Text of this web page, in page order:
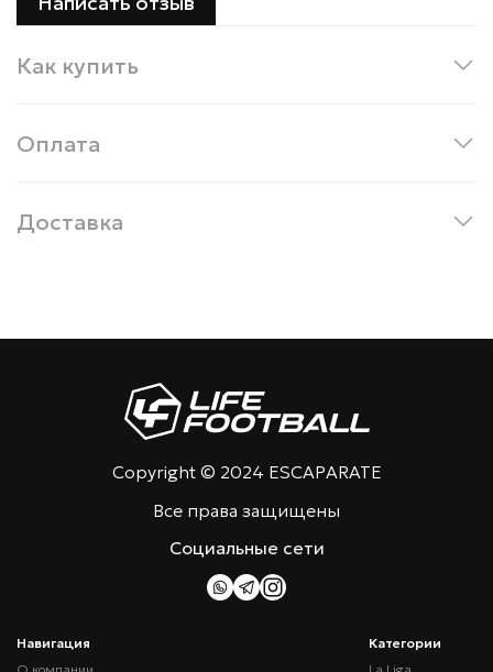
Как купить
Оплата
Доставка
Copyright © 2024 ESCAPARATE
Все права защищены
Навигация
Категории
Социальные сети